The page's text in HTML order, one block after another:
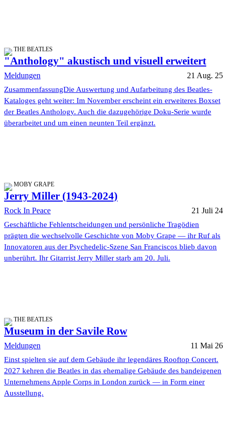
THE BEATLES
"Anthology" akustisch und visuell erweitert
Meldungen 21 Aug. 25
ZusammenfassungDie Auswertung und Aufarbeitung des Beatles-
Kataloges geht weiter: Im November erscheint ein erweiteres Boxset
der Beatles Anthology. Auch die dazugehörige Doku-Serie wurde
überarbeitet und um einen neunten Teil ergänzt.
MOBY GRAPE
Jerry Miller (1943-2024)
Rock In Peace 21 Juli 24
Geschäftliche Fehlentscheidungen und persönliche Tragödien
prägten die wechselvolle Geschichte von Moby Grape — ihr Ruf als
Innovatoren aus der Psychedelic-Szene San Franciscos blieb davon
unberührt. Ihr Gitarrist Jerry Miller starb am 20. Juli.
THE BEATLES
Museum in der Savile Row
Meldungen 11 Mai 26
Einst spielten sie auf dem Gebäude ihr legendäres Rooftop Concert.
2027 kehren die Beatles in das ehemalige Gebäude des bandeigenen
Unternehmens Apple Corps in London zurück — in Form einer
Ausstellung.